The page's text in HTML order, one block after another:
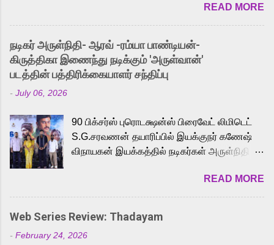
received a lot of love from cult He-Man fans
and offered audiences an exciting glimpse
into the world of Eternia, the recently
released Tamil trailer has also generated
strong excitement among Tamil audiences.
Adding to the growing buzz is the film’s
to the iconic superhero He-Man. Known for
memorable songs like “Behene De” from
Raavan, “Oru Maalai” from Ghajini, and
loved for his versatile voice and strong
command over multiple languages, making
him a strong fit for the legendary character.
READ MORE
நடிகர் அருள்நிதி- ஆரவ் -ரம்யா பாண்டியன்-
கிருத்திகா இணைந்து நடிக்கும் 'அருள்வான்'
படத்தின் பத்திரிக்கையாளர் சந்திப்பு
- July 06, 2026
90 பிக்சர்ஸ் புரொடக்ஷன்ஸ் பிரைவேட் லிமிடெட்
S.G.சரவணன் தயாரிப்பில் இயக்குநர் கணேஷ்
விநாயகன் இயக்கத்தில் நடிகர்கள் அருள்நிதி -
முக்கிய வேடத்தில் இணைந்து நடித்திருக்கும்
'அருள்வான்' திரைப்படத்தினை
பத்திரிக்கையாளர் சந்திப்பு சென்னையில்
நடைபெற்றது. இயக்குநர் கணேஷ் விநாயகன்
இயக்கத்தில் உருவாகியுள்ள 'அருள்வான்'
READ MORE
Web Series Review: Thadayam
- February 24, 2026